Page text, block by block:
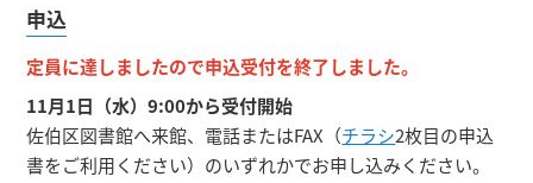
申込
定員に達しましたので申込受付を終了しました。
11月1日（水）9:00から受付開始
佐伯区図書館へ来館、電話またはFAX（チラシ2枚目の申込
書をご利用ください）のいずれかでお申し込みください。